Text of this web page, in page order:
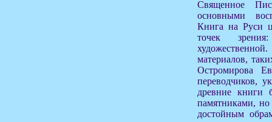
Священное
основными
Книга на Руси
точек
материалов,
Остромирова
переводчиков,
древние книги
памятниками, но
достойным